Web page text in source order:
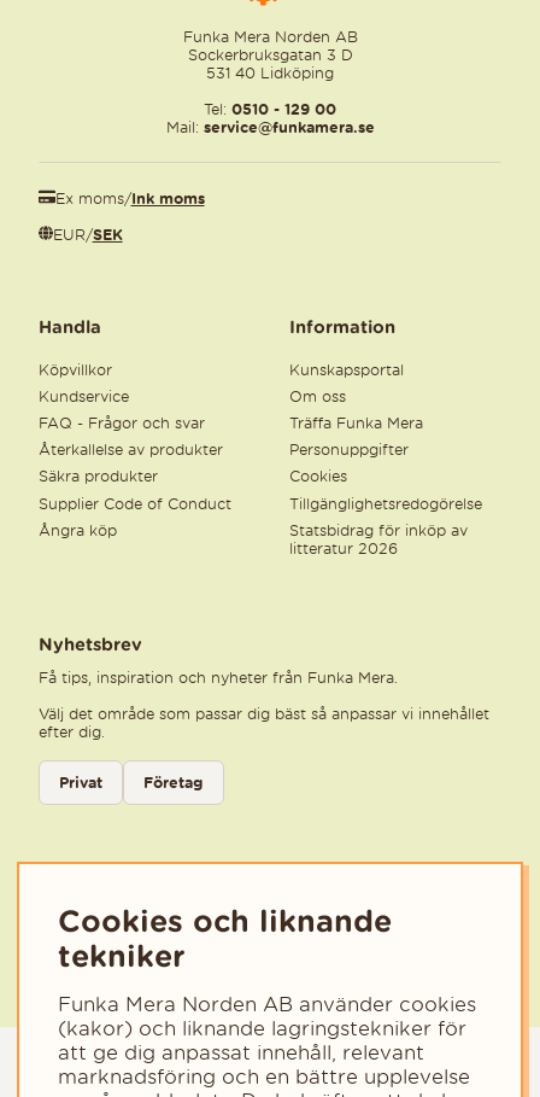
Funka Mera Norden AB
Sockerbruksgatan 3 D
531 40 Lidköping
Tel: 0510 - 129 00
Mail: service@funkamera.se
Ex moms/Ink moms
EUR/SEK
Handla
Köpvillkor
Kundservice
FAQ - Frågor och svar
Återkallelse av produkter
Säkra produkter
Supplier Code of Conduct
Ångra köp
Information
Kunskapsportal
Om oss
Träffa Funka Mera
Personuppgifter
Cookies
Tillgänglighetsredogörelse
Statsbidrag för inköp av
litteratur 2026
Nyhetsbrev
Få tips, inspiration och nyheter från Funka Mera.
Välj det område som passar dig bäst så anpassar vi innehållet
efter dig.
Välj kategori för nyhetsbrev
Privat
Företag
Cookies och liknande
tekniker
Funka Mera Norden AB använder cookies
(kakor) och liknande lagringstekniker för
att ge dig anpassat innehåll, relevant
marknadsföring och en bättre upplevelse